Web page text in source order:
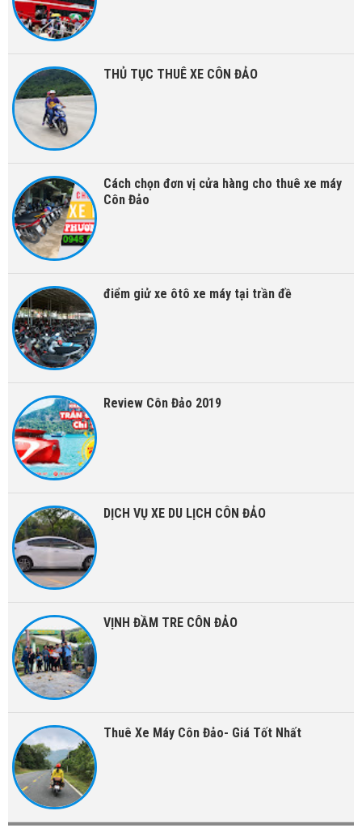
THỦ TỤC THUÊ XE CÔN ĐẢO
Cách chọn đơn vị cửa hàng cho thuê xe máy
Côn Đảo
điểm giử xe ôtô xe máy tại trần đề
Review Côn Đảo 2019
DỊCH VỤ XE DU LỊCH CÔN ĐẢO
VỊNH ĐẦM TRE CÔN ĐẢO
Thuê Xe Máy Côn Đảo- Giá Tốt Nhất